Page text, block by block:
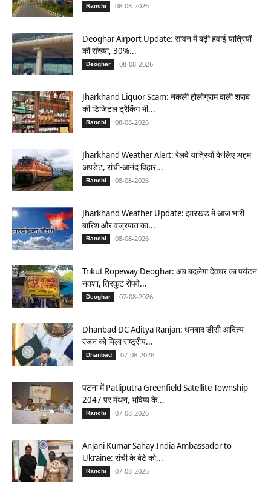
Ranchi 08-08-2026
Deoghar Airport Update: सावन में बढ़ी हवाई यात्रियों
की संख्या, 30%...
Deoghar 08-08-2026
Jharkhand Liquor Scam: नकली होलोग्राम वाली शराब
की डिजिटल ट्रैकिंग भी...
Ranchi 08-08-2026
Jharkhand Weather Alert: रेलवे यात्रियों के लिए अहम
अपडेट, रांची-आनंद विहार...
Ranchi 08-08-2026
Jharkhand Weather Update: झारखंड में आज भारी
बारिश और वज्रपात का...
Ranchi 08-08-2026
Trikut Ropeway Deoghar: अब बदलेगा देवघर का पर्यटन
नक्शा, त्रिकुट रोपवे...
Deoghar 07-08-2026
Dhanbad DC Aditya Ranjan: धनबाद डीसी आदित्य
रंजन को मिला राष्ट्रीय...
Dhanbad 07-08-2026
पटना में Patliputra Greenfield Satellite Township
2047 पर मंथन, भविष्य के...
Ranchi 07-08-2026
Anjani Kumar Sahay India Ambassador to
Ukraine: रांची के बेटे को...
Ranchi 07-08-2026